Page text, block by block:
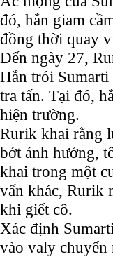
đó, hắn giam
đồng thời quay
Đến ngày 27,
Hắn trói
tra tấn. Tại đó,
hiện trường.
Rurik khai rằng
bớt ảnh hưởng,
khai trong một
vấn khác, Rurik
khi giết cô.
Xác định
vào valy chuyển